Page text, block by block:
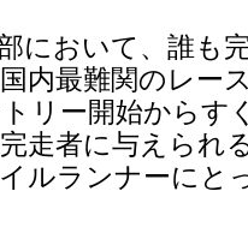
において、誰も
内最難関のレー
リー開始からす
走者に与えられ
ルランナーにと